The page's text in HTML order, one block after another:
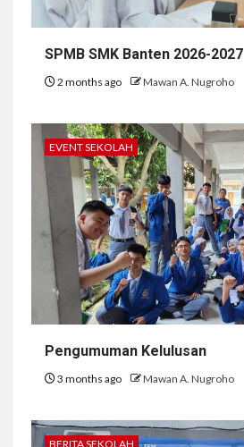
SPMB SMK Banten 2026-2027
2 months ago Mawan A. Nugroho
EVENT SEKOLAH
Pengumuman Kelulusan
3 months ago Mawan A. Nugroho
BERITA SEKOLAH